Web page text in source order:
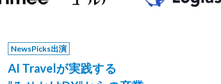
NewsPicks出演
AI Travelが実践する